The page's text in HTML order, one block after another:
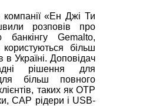
компанії «Ен Джі Ти
розповів про
банкінгу Gemalto,
більш
в Україні. Доповідач
рішення для
більш повного
таких як ОТР
САР рідери і USB-